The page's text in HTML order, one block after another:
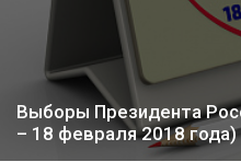
Выборы Президента
– 18 февраля 2018 года)